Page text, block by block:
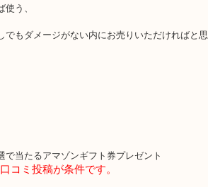
れいなのに、中がべたべたで価値だけ極端
。
いルイヴィトン等ブランド品がある方は整
使う、
しでもダメージがない内にお売りいただけれ